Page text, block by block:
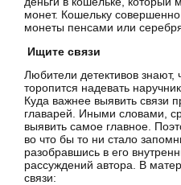
монет. Кошельку
монеты пенсами или
Ищите связи
Любители детективов
торопится надевать
Куда важнее выявить связи
главарей. Иными словами,
выявить самое главное.
во что бы то ни стало
разобравшись в его
рассуждений автора. В
связи: